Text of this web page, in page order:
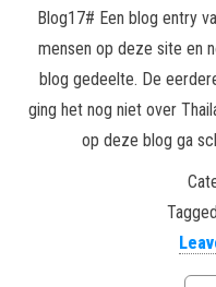
Blog17# Een blog entry
mensen op deze site en
blog gedeelte. De
ging het nog niet over
op deze blog ga
Tagged